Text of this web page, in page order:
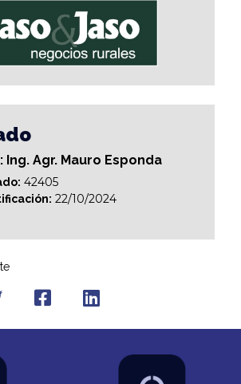
Agr. Mauro Esponda
42405
22/10/2024